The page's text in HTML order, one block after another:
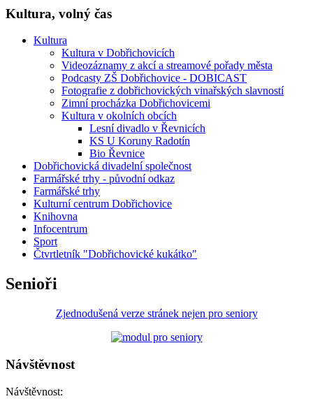
Kultura, volný čas
Kultura
Kultura v Dobřichovicích
Videozáznamy z akcí a streamové pořady města
Podcasty ZŠ Dobřichovice - DOBICAST
Fotografie z dobřichovických vinařských slavností
Zimní procházka Dobřichovicemi
Kultura v okolních obcích
Lesní divadlo v Řevnicích
KS U Koruny Radotín
Bio Řevnice
Dobřichovická divadelní společnost
Farmářské trhy - původní odkaz
Farmářské trhy
Kulturní centrum Dobřichovice
Knihovna
Infocentrum
Sport
Čtvrtletník "Dobřichovické kukátko"
Senioři
Zjednodušená verze stránek nejen pro seniory
Návštěvnost
Návštěvnost: